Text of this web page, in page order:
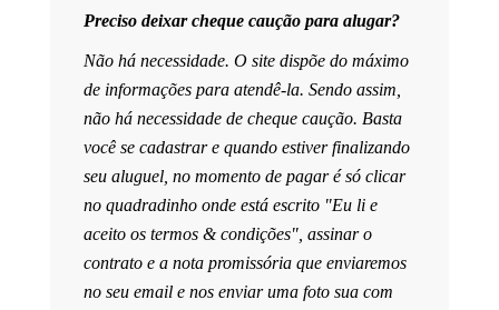
Preciso deixar cheque caução para alugar?
Não há necessidade. O site dispõe do máximo
de informações para atendê-la. Sendo assim,
não há necessidade de cheque caução. Basta
você se cadastrar e quando estiver finalizando
seu aluguel, no momento de pagar é só clicar
no quadradinho onde está escrito "Eu li e
aceito os termos & condições", assinar o
contrato e a nota promissória que enviaremos
no seu email e nos enviar uma foto sua com